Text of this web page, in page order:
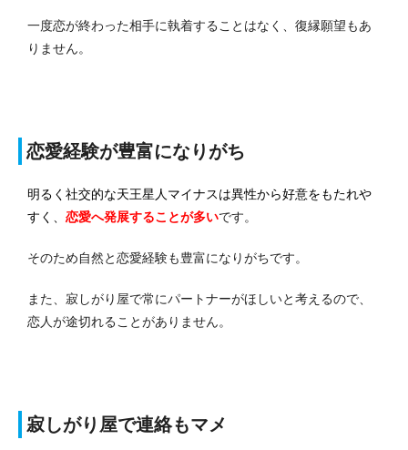
一度恋が終わった相手に執着することはなく、復縁願望もあ
りません。
恋愛経験が豊富になりがち
明るく社交的な天王星人マイナスは異性から好意をもたれや
すく、 恋愛へ発展することが多いです。
そのため自然と恋愛経験も豊富になりがちです。
また、寂しがり屋で常にパートナーがほしいと考えるので、
恋人が途切れることがありません。
寂しがり屋で連絡もマメ